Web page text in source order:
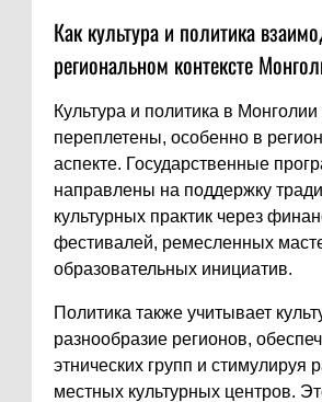
Как культура и политика
региональном контексте
Культура и политика в Монголии
переплетены, особенно в
аспекте. Государственные
направлены на поддержку
культурных практик через
фестивалей, ремесленных
образовательных инициатив.
Политика также учитывает
разнообразие регионов,
этнических групп и стимулируя
местных культурных центров.